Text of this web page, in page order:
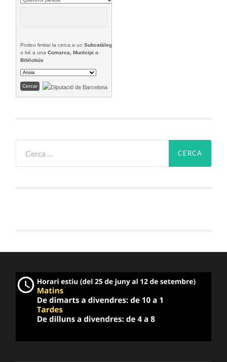
Podeu limitar la cerca a unSubcatàleg
o bé a unaComarca, Municipi o
Bibliobús